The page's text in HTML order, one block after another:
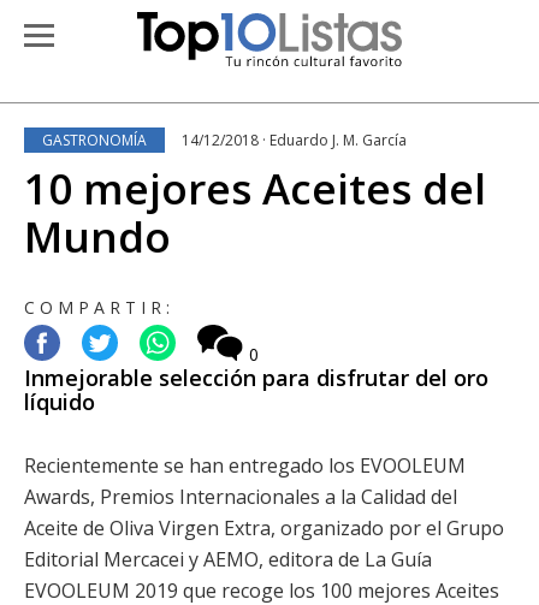
GASTRONOMÍA 14/12/2018 · Eduardo J. M. García
10 mejores Aceites del
Mundo
COMPARTIR:
0
Inmejorable selección para disfrutar del oro
líquido
Recientemente se han entregado los EVOOLEUM
Awards, Premios Internacionales a la Calidad del
Aceite de Oliva Virgen Extra, organizado por el Grupo
Editorial Mercacei y AEMO, editora de La Guía
EVOOLEUM 2019 que recoge los 100 mejores Aceites